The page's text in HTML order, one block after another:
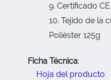
Certificado CE
Tejido de la
Poliéster 125g
Ficha Técnica:
Hoja del producto